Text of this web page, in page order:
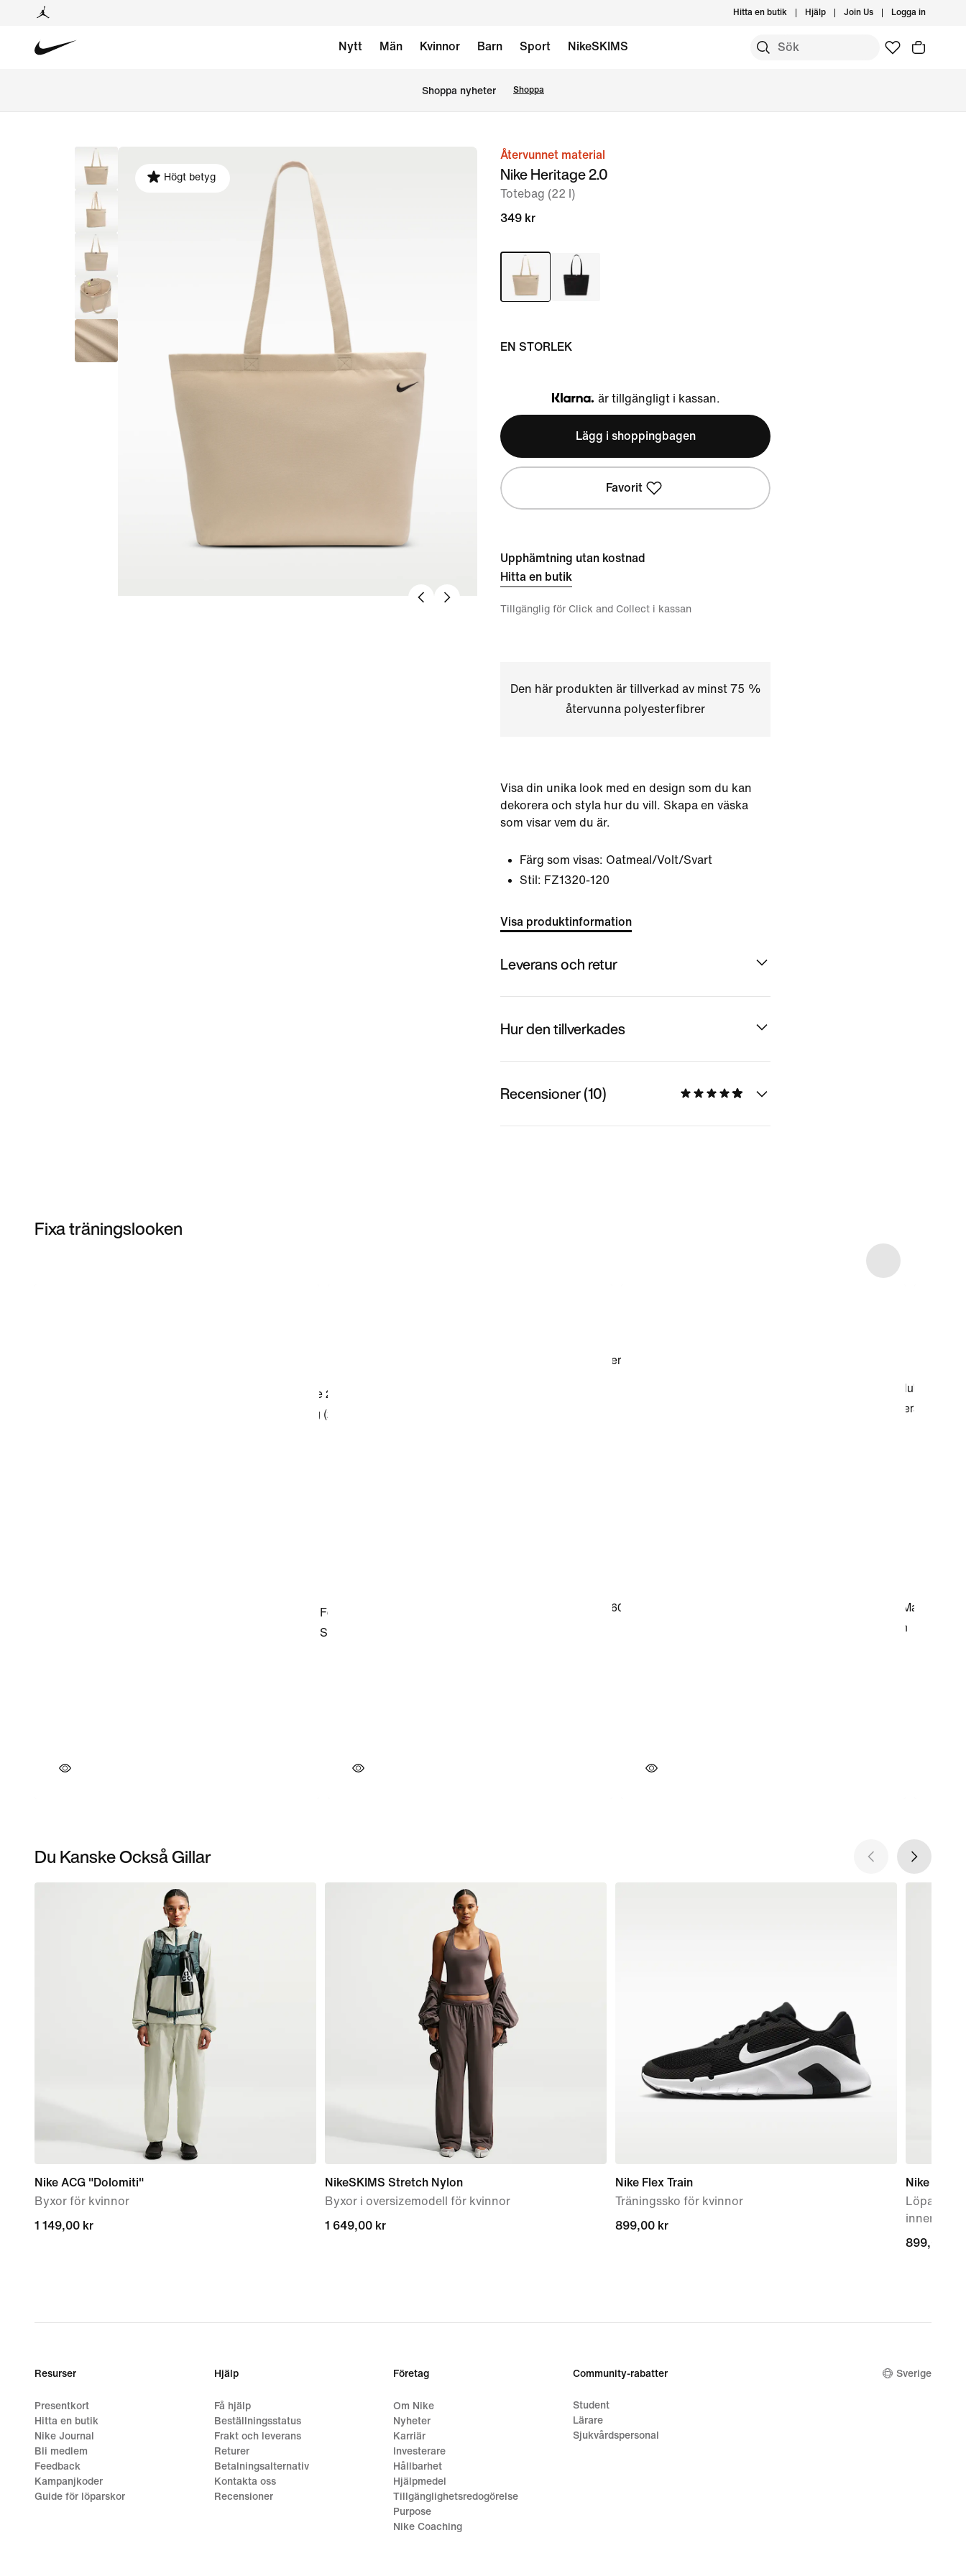
Hitta en butik Hjälp Join Us Logga in
Nytt Män Kvinnor Barn Sport NikeSKIMS
Shoppa nyheter Shoppa
Högt betyg
Återvunnet material
Nike Heritage 2.0
Totebag (22 l)
349 kr
EN STORLEK
Klarna
är tillgängligt i kassan.
Lägg i shoppingbagen
Favorit
Upphämtning utan kostnad
Hitta en butik
Tillgänglig för Click and Collect i kassan
Den här produkten är tillverkad av minst 75 %
återvunna polyesterfibrer
Visa din unika look med en design som du kan
dekorera och styla hur du vill. Skapa en väska
som visar vem du är.
Färg som visas: Oatmeal/Volt/Svart
Stil: FZ1320-120
Visa produktinformation
Leverans och retur
Hur den tillverkades
Recensioner (10)
Fixa träningslooken
Du Kanske Också Gillar
Nike ACG "Dolomiti"
Byxor för kvinnor
1 149,00 kr
1 149,00 kr
NikeSKIMS Stretch Nylon
Byxor i oversizemodell för kvinnor
1 649,00 kr
1 649,00 kr
Nike Flex Train
Träningssko för kvinnor
899,00 kr
899,00 kr
Nike
899,00 kr
899,00 kr
Resurser
Presentkort
Hitta en butik
Nike Journal
Bli medlem
Feedback
Kampanjkoder
Guide för löparskor
Hjälp
Få hjälp
Beställningsstatus
Frakt och leverans
Returer
Betalningsalternativ
Kontakta oss
Recensioner
Företag
Om Nike
Nyheter
Karriär
Investerare
Hållbarhet
Hjälpmedel
Tillgänglighetsredogörelse
Purpose
Nike Coaching
Community-rabatter
Student
Lärare
Sjukvårdspersonal
Sverige